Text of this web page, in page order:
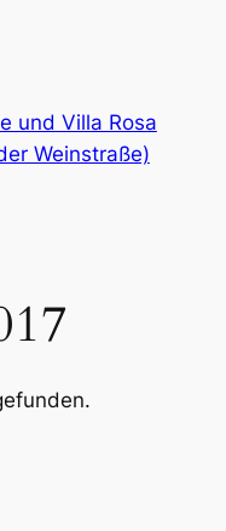
und Villa Rosa
Weinstraße)